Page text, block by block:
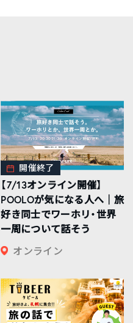
開催終了
【7/13オンライン開催】
POOLOが気になる人へ｜旅
好き同士でワーホリ・世界
一周について話そう
オンライン